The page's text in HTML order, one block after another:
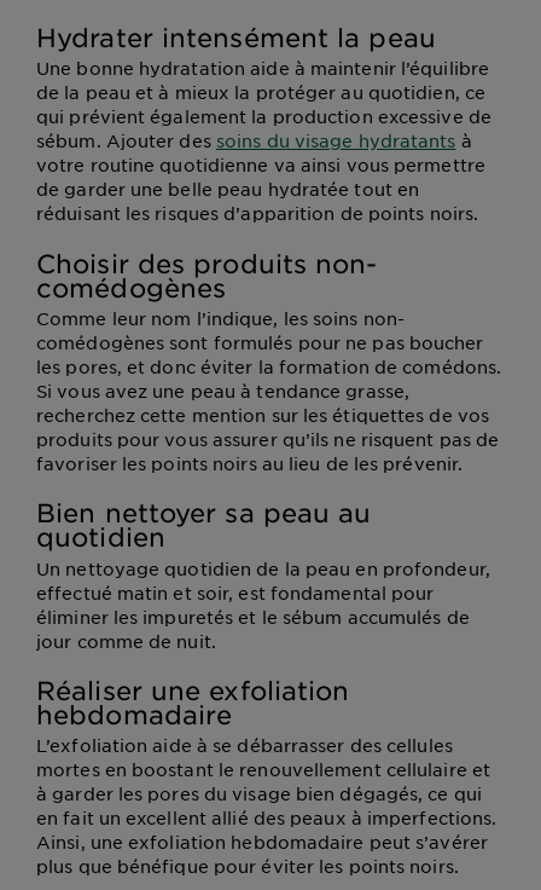
Hydrater intensément la peau
Une bonne hydratation aide à maintenir l’équilibre
de la peau et à mieux la protéger au quotidien, ce
qui prévient également la production excessive de
sébum. Ajouter des soins du visage hydratants à
votre routine quotidienne va ainsi vous permettre
de garder une belle peau hydratée tout en
réduisant les risques d’apparition de points noirs.
Choisir des produits non-
comédogènes
Comme leur nom l’indique, les soins non-
comédogènes sont formulés pour ne pas boucher
les pores, et donc éviter la formation de comédons.
Si vous avez une peau à tendance grasse,
recherchez cette mention sur les étiquettes de vos
produits pour vous assurer qu’ils ne risquent pas de
favoriser les points noirs au lieu de les prévenir.
Bien nettoyer sa peau au
quotidien
Un nettoyage quotidien de la peau en profondeur,
effectué matin et soir, est fondamental pour
éliminer les impuretés et le sébum accumulés de
jour comme de nuit.
Réaliser une exfoliation
hebdomadaire
L’exfoliation aide à se débarrasser des cellules
mortes en boostant le renouvellement cellulaire et
à garder les pores du visage bien dégagés, ce qui
en fait un excellent allié des peaux à imperfections.
Ainsi, une exfoliation hebdomadaire peut s’avérer
plus que bénéfique pour éviter les points noirs.